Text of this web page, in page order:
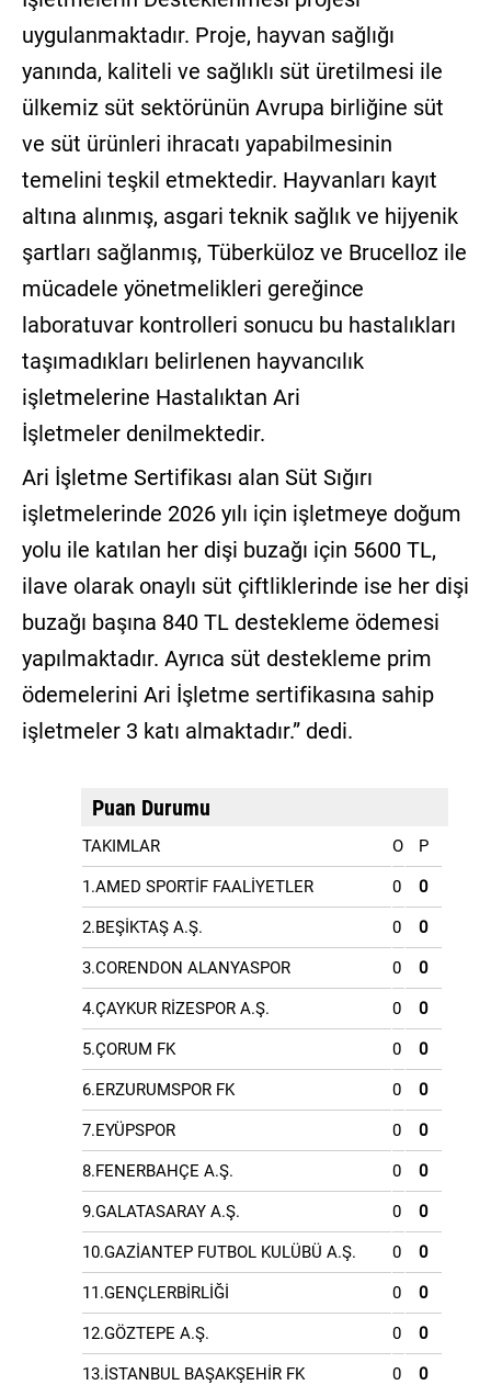
uygulanmaktadır. Proje, hayvan sağlığı
yanında, kaliteli ve sağlıklı süt üretilmesi ile
ülkemiz süt sektörünün Avrupa birliğine süt
ve süt ürünleri ihracatı yapabilmesinin
temelini teşkil etmektedir. Hayvanları kayıt
altına alınmış, asgari teknik sağlık ve hijyenik
şartları sağlanmış, Tüberküloz ve Brucelloz ile
mücadele yönetmelikleri gereğince
laboratuvar kontrolleri sonucu bu hastalıkları
taşımadıkları belirlenen hayvancılık
işletmelerine Hastalıktan Ari
İşletmeler denilmektedir.
Ari İşletme Sertifikası alan Süt Sığırı
işletmelerinde 2026 yılı için işletmeye doğum
yolu ile katılan her dişi buzağı için 5600 TL,
ilave olarak onaylı süt çiftliklerinde ise her dişi
buzağı başına 840 TL destekleme ödemesi
yapılmaktadır. Ayrıca süt destekleme prim
ödemelerini Ari İşletme sertifikasına sahip
işletmeler 3 katı almaktadır.” dedi.
Puan Durumu
TAKIMLAR O P
1.AMED SPORTİF FAALİYETLER 0 0
2.BEŞİKTAŞ A.Ş. 0 0
3.CORENDON ALANYASPOR 0 0
4.ÇAYKUR RİZESPOR A.Ş. 0 0
5.ÇORUM FK 0 0
6.ERZURUMSPOR FK 0 0
7.EYÜPSPOR 0 0
8.FENERBAHÇE A.Ş. 0 0
9.GALATASARAY A.Ş. 0 0
10.GAZİANTEP FUTBOL KULÜBÜ A.Ş. 0 0
11.GENÇLERBİRLİĞİ 0 0
12.GÖZTEPE A.Ş. 0 0
13.İSTANBUL BAŞAKŞEHİR FK 0 0